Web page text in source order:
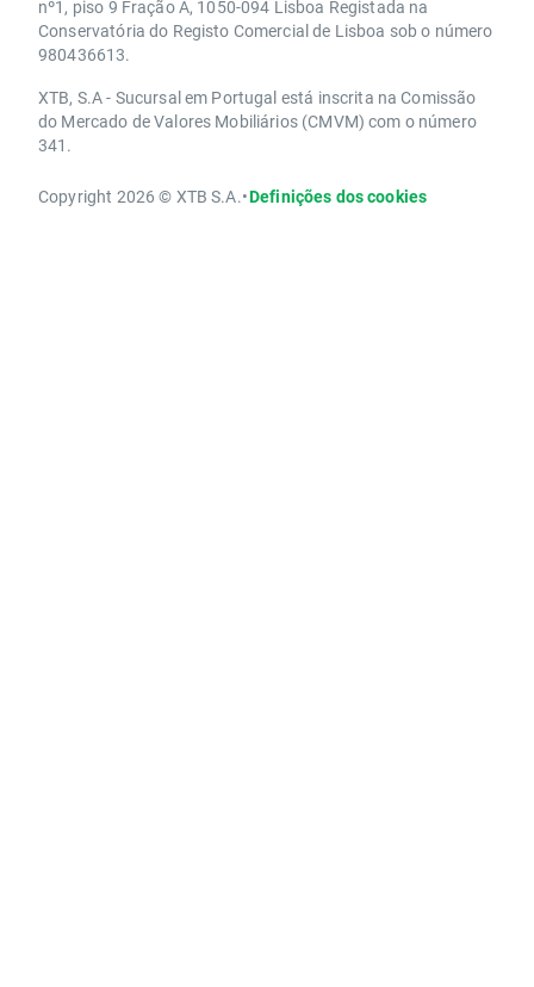
nº1, piso 9 Fração A, 1050-094 Lisboa Registada na
Conservatória do Registo Comercial de Lisboa sob o número
980436613.
XTB, S.A - Sucursal em Portugal está inscrita na Comissão
do Mercado de Valores Mobiliários (CMVM) com o número
341.
Copyright 2026 © XTB S.A.•Definições dos cookies